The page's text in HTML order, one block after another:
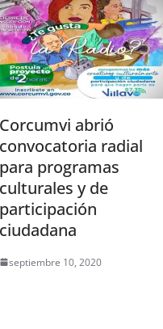
Corcumvi abrió
convocatoria radial
para programas
culturales y de
participación
ciudadana
septiembre 10, 2020